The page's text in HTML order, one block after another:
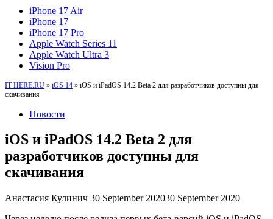
iPhone 17 Air
iPhone 17
iPhone 17 Pro
Apple Watch Series 11
Apple Watch Ultra 3
Vision Pro
IT-HERE.RU » iOS 14 » iOS и iPadOS 14.2 Beta 2 для разработчиков доступны для
скачивания
Новости
iOS и iPadOS 14.2 Beta 2 для
разработчиков доступны для
скачивания
Анастасия Кулинич 30 September 202030 September 2020